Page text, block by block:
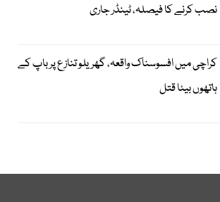
نصب کرنے کا فیصلہ، ٹینڈر جاری
کراچی میں افسوسناک واقعہ، گھریلو تنازع پر باپ کے
ہاتھوں بیٹا قتل